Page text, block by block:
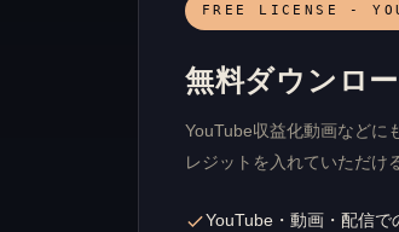
FREE LICENSE -
無料ダウンロ
YouTube収益化動画などに
レジットを入れていただけ
YouTube・動画・配信で